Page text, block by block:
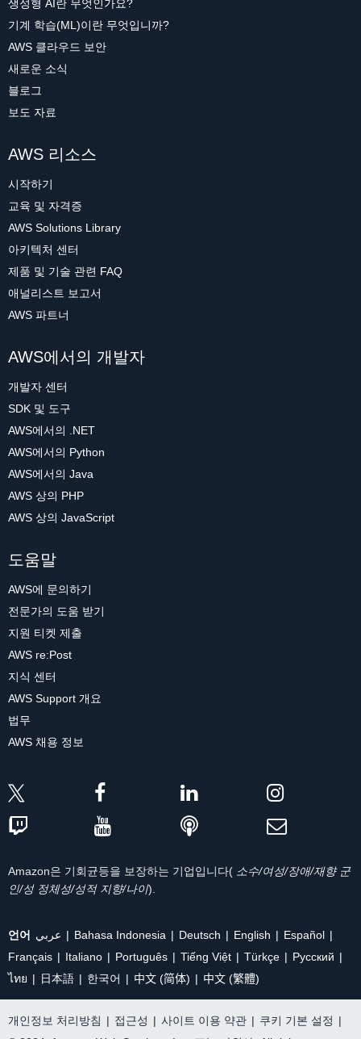
생성형 AI란 무엇인가요?
기계 학습(ML)이란 무엇입니까?
AWS 클라우드 보안
새로운 소식
블로그
보도 자료
AWS 리소스
시작하기
교육 및 자격증
AWS Solutions Library
아키텍처 센터
제품 및 기술 관련 FAQ
애널리스트 보고서
AWS 파트너
AWS에서의 개발자
개발자 센터
SDK 및 도구
AWS에서의 .NET
AWS에서의 Python
AWS에서의 Java
AWS 상의 PHP
AWS 상의 JavaScript
도움말
AWS에 문의하기
전문가의 도움 받기
지원 티켓 제출
AWS re:Post
지식 센터
AWS Support 개요
법무
AWS 채용 정보
Amazon은 기회균등을 보장하는 기업입니다( 소수/여성/장애/재향 군
인/성 정체성/성적 지향/나이).
언어 عربي Bahasa Indonesia Deutsch English
Español
Français
Italiano Português Tiếng Việt Türkçe
Ρусский
ไทย
日本語 한국어 中文 (简体) 中文 (繁體)
개인정보 처리방침 | 접근성 | 사이트 이용 약관 | 쿠키 기본 설정 |